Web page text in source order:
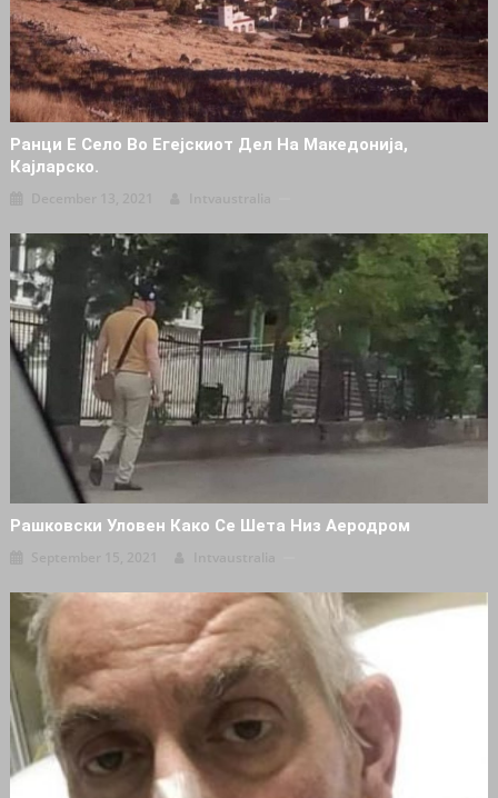
Ранци Е Село Во Егејскиот Дел На Македонија,
Кајларско.
Рашковски Уловен Како Се Шета Низ Аеродром